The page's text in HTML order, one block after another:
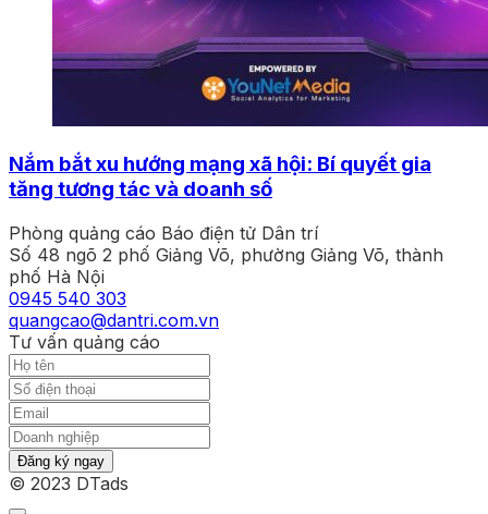
Nắm bắt xu hướng mạng xã hội: Bí quyết gia
tăng tương tác và doanh số
Phòng quảng cáo Báo điện tử Dân trí
Số 48 ngõ 2 phố Giảng Võ, phường Giảng Võ, thành
phố Hà Nội
0945 540 303
quangcao@dantri.com.vn
Tư vấn quảng cáo
Đăng ký ngay
© 2023 DTads